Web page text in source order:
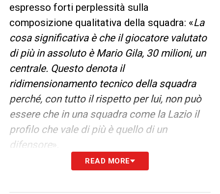
espresso forti perplessità sulla
composizione qualitativa della squadra: «La
cosa significativa è che il giocatore valutato
di più in assoluto è Mario Gila, 30 milioni, un
centrale. Questo denota il
ridimensionamento tecnico della squadra
perché, con tutto il rispetto per lui, non può
essere che in una squadra come la Lazio il
profilo che vale di più è quello di un
difensore».
L’intreccio tra Lotito, i vincoli della
Lazio e la Reggina
READ MORE